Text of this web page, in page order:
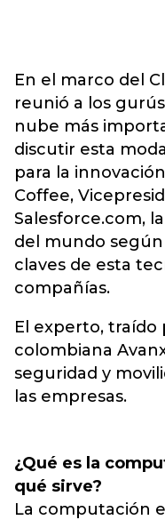
En el marco del
reunió a los
nube más
discutir esta
para la
Coffee,
Salesforce.com,
del mundo según
claves de esta
compañías.
El experto, traído
colombiana
seguridad y
las empresas.
¿Qué es la
qué sirve?
La computación